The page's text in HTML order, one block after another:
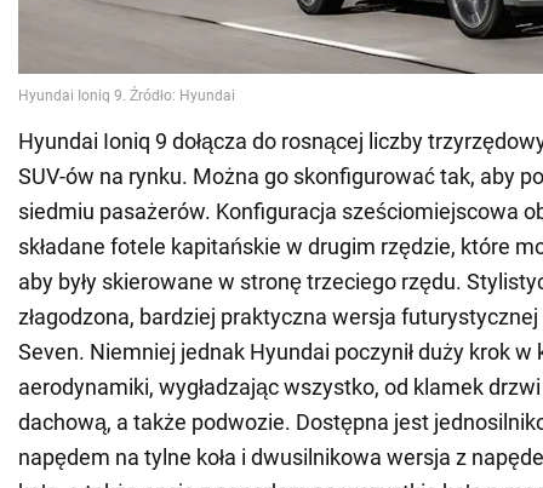
Hyundai Ioniq 9 dołącza do rosnącej liczby
SUV-ów na rynku. Można go skonfigurować tak, aby
siedmiu pasażerów. Konfiguracja sześciomiejscowa
składane fotele kapitańskie w drugim rzędzie, które
aby były skierowane w stronę trzeciego rzędu.
złagodzona, bardziej praktyczna wersja
Seven. Niemniej jednak Hyundai poczynił duży krok w
aerodynamiki, wygładzając wszystko, od klamek
dachową, a także podwozie. Dostępna jest
napędem na tylne koła i dwusilnikowa wersja z